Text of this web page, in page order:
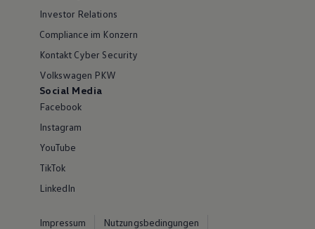
Investor Relations
Compliance im Konzern
Kontakt Cyber Security
Volkswagen PKW
Social Media
Facebook
Instagram
YouTube
TikTok
LinkedIn
Impressum
Nutzungsbedingungen